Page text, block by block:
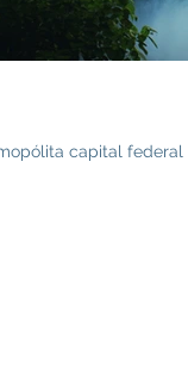
capital federal